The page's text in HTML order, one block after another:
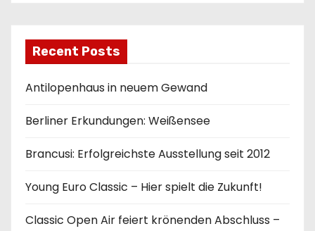
Recent Posts
Antilopenhaus in neuem Gewand
Berliner Erkundungen: Weißensee
Brancusi: Erfolgreichste Ausstellung seit 2012
Young Euro Classic – Hier spielt die Zukunft!
Classic Open Air feiert krönenden Abschluss –